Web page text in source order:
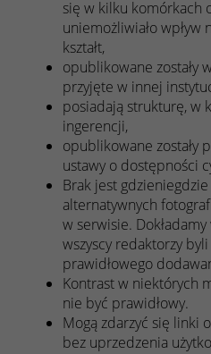
się w kilku komórkach
uniemożliwiało
kształt,
opublikowane zostały
przyjęte w innej
posiadają strukturę, w
ingerencji,
opublikowane zostały
ustawy o dostępności
Brak jest
alternatywnych
w serwisie.
wszyscy redaktorzy
prawidłowego
Kontrast w niektórych
nie być prawidłowy.
Mogą zdarzyć się linki
bez uprzedzenia